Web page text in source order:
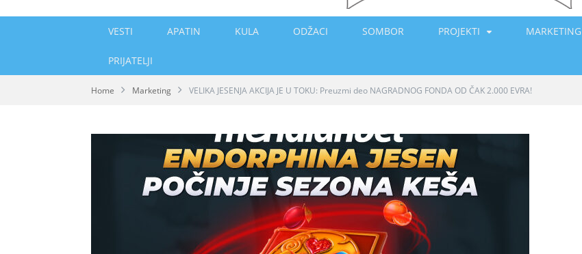
VESTI APATIN KULA ODŽACI SOMBOR PROJEKTI MARKETING
PRIJATELJI
Home Marketing VELIKA JESENJA AKCIJA JE U TOKU: Preuzmi deo NAGRADNOG FONDA OD ČAK 2.000 EVRA!